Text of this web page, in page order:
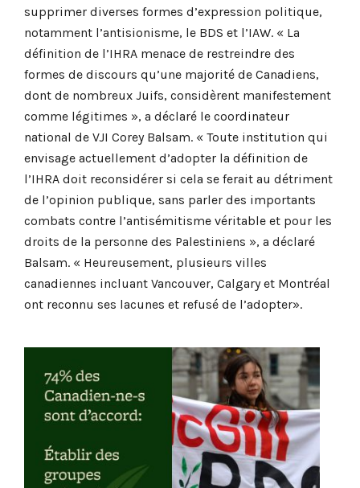
supprimer diverses formes d’expression politique,
notamment l’antisionisme, le BDS et l’IAW. « La
définition de l’IHRA menace de restreindre des
formes de discours qu’une majorité de Canadiens,
dont de nombreux Juifs, considèrent manifestement
comme légitimes », a déclaré le coordinateur
national de VJI Corey Balsam. « Toute institution qui
envisage actuellement d’adopter la définition de
l’IHRA doit reconsidérer si cela se ferait au détriment
de l’opinion publique, sans parler des importants
combats contre l’antisémitisme véritable et pour les
droits de la personne des Palestiniens », a déclaré
Balsam. « Heureusement, plusieurs villes
canadiennes incluant Vancouver, Calgary et Montréal
ont reconnu ses lacunes et refusé de l’adopter».